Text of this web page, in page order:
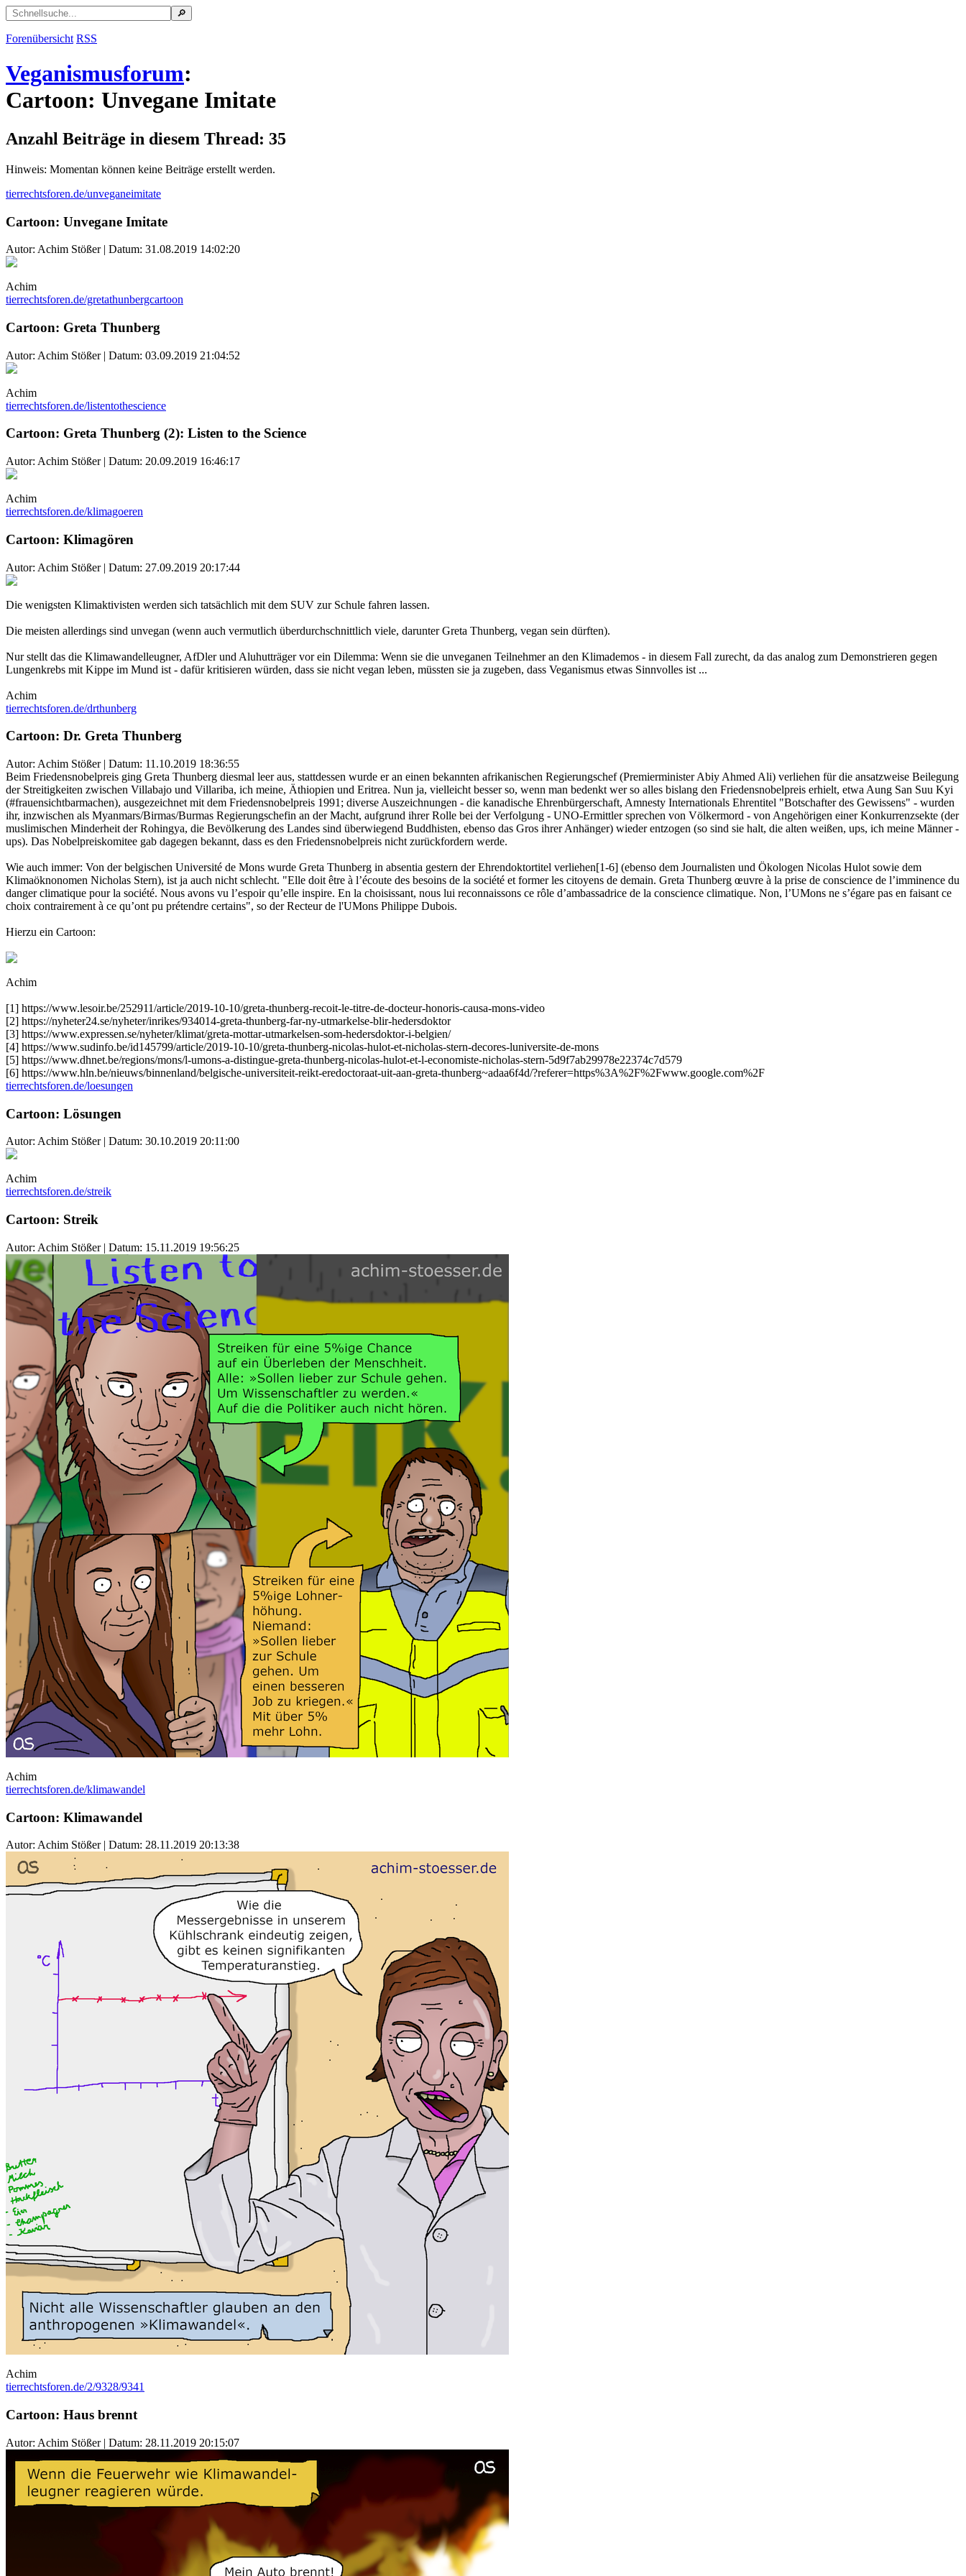
Forenübersicht RSS
Veganismusforum:
Cartoon: Unvegane Imitate
Anzahl Beiträge in diesem Thread: 35
Hinweis: Momentan können keine Beiträge erstellt werden.
tierrechtsforen.de/unveganeimitate
Cartoon: Unvegane Imitate
Autor: Achim Stößer | Datum: 31.08.2019 14:02:20
Achim
tierrechtsforen.de/gretathunbergcartoon
Cartoon: Greta Thunberg
Autor: Achim Stößer | Datum: 03.09.2019 21:04:52
Achim
tierrechtsforen.de/listentothescience
Cartoon: Greta Thunberg (2): Listen to the Science
Autor: Achim Stößer | Datum: 20.09.2019 16:46:17
Achim
tierrechtsforen.de/klimagoeren
Cartoon: Klimagören
Autor: Achim Stößer | Datum: 27.09.2019 20:17:44
Die wenigsten Klimaktivisten werden sich tatsächlich mit dem SUV zur Schule fahren lassen.
Die meisten allerdings sind unvegan (wenn auch vermutlich überdurchschnittlich viele, darunter Greta Thunberg, vegan sein dürften).
Nur stellt das die Klimawandelleugner, AfDler und Aluhutträger vor ein Dilemma: Wenn sie die unveganen Teilnehmer an den Klimademos - in diesem Fall zurecht, da das analog zum Demonstrieren gegen
Lungenkrebs mit Kippe im Mund ist - dafür kritisieren würden, dass sie nicht vegan leben, müssten sie ja zugeben, dass Veganismus etwas Sinnvolles ist ...
Achim
tierrechtsforen.de/drthunberg
Cartoon: Dr. Greta Thunberg
Autor: Achim Stößer | Datum: 11.10.2019 18:36:55
Beim Friedensnobelpreis ging Greta Thunberg diesmal leer aus, stattdessen wurde er an einen bekannten afrikanischen Regierungschef (Premierminister Abiy Ahmed Ali) verliehen für die ansatzweise Beilegung
der Streitigkeiten zwischen Villabajo und Villariba, ich meine, Äthiopien und Eritrea. Nun ja, vielleicht besser so, wenn man bedenkt wer so alles bislang den Friedensnobelpreis erhielt, etwa Aung San Suu Kyi
(#frauensichtbarmachen), ausgezeichnet mit dem Friedensnobelpreis 1991; diverse Auszeichnungen - die kanadische Ehrenbürgerschaft, Amnesty Internationals Ehrentitel "Botschafter des Gewissens" - wurden
ihr, inzwischen als Myanmars/Birmas/Burmas Regierungschefin an der Macht, aufgrund ihrer Rolle bei der Verfolgung - UNO-Ermittler sprechen von Völkermord - von Angehörigen einer Konkurrenzsekte (der
muslimischen Minderheit der Rohingya, die Bevölkerung des Landes sind überwiegend Buddhisten, ebenso das Gros ihrer Anhänger) wieder entzogen (so sind sie halt, die alten weißen, ups, ich meine Männer -
ups). Das Nobelpreiskomitee gab dagegen bekannt, dass es den Friedensnobelpreis nicht zurückfordern werde.
Wie auch immer: Von der belgischen Université de Mons wurde Greta Thunberg in absentia gestern der Ehrendoktortitel verliehen[1-6] (ebenso dem Journalisten und Ökologen Nicolas Hulot sowie dem
Klimaöknonomen Nicholas Stern), ist ja auch nicht schlecht. "Elle doit être à l’écoute des besoins de la société et former les citoyens de demain. Greta Thunberg œuvre à la prise de conscience de l’imminence du
danger climatique pour la société. Nous avons vu l’espoir qu’elle inspire. En la choisissant, nous lui reconnaissons ce rôle d’ambassadrice de la conscience climatique. Non, l’UMons ne s’égare pas en faisant ce
choix contrairement à ce qu’ont pu prétendre certains", so der Recteur de l'UMons Philippe Dubois.
Hierzu ein Cartoon:
Achim
[1] https://www.lesoir.be/252911/article/2019-10-10/greta-thunberg-recoit-le-titre-de-docteur-honoris-causa-mons-video
[2] https://nyheter24.se/nyheter/inrikes/934014-greta-thunberg-far-ny-utmarkelse-blir-hedersdoktor
[3] https://www.expressen.se/nyheter/klimat/greta-mottar-utmarkelsen-som-hedersdoktor-i-belgien/
[4] https://www.sudinfo.be/id145799/article/2019-10-10/greta-thunberg-nicolas-hulot-et-nicholas-stern-decores-luniversite-de-mons
[5] https://www.dhnet.be/regions/mons/l-umons-a-distingue-greta-thunberg-nicolas-hulot-et-l-economiste-nicholas-stern-5d9f7ab29978e22374c7d579
[6] https://www.hln.be/nieuws/binnenland/belgische-universiteit-reikt-eredoctoraat-uit-aan-greta-thunberg~adaa6f4d/?referer=https%3A%2F%2Fwww.google.com%2F
tierrechtsforen.de/loesungen
Cartoon: Lösungen
Autor: Achim Stößer | Datum: 30.10.2019 20:11:00
Achim
tierrechtsforen.de/streik
Cartoon: Streik
Autor: Achim Stößer | Datum: 15.11.2019 19:56:25
Achim
tierrechtsforen.de/klimawandel
Cartoon: Klimawandel
Autor: Achim Stößer | Datum: 28.11.2019 20:13:38
Achim
tierrechtsforen.de/2/9328/9341
Cartoon: Haus brennt
Autor: Achim Stößer | Datum: 28.11.2019 20:15:07